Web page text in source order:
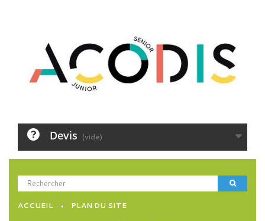
Devis (vide)
ACCUEIL
PLAN DU SITE